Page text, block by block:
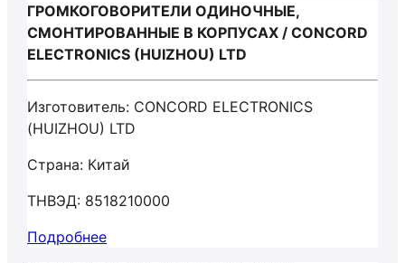
ГРОМКОГОВОРИТЕЛИ ОДИНОЧНЫЕ,
СМОНТИРОВАННЫЕ В КОРПУСАХ / CONCORD
ELECTRONICS (HUIZHOU) LTD
Изготовитель: CONCORD ELECTRONICS
(HUIZHOU) LTD
Страна: Китай
ТНВЭД: 8518210000
Подробнее